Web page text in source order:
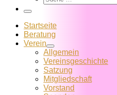
Menü
Startseite
Beratung
Verein
Allgemein
Vereins­geschichte
Satzung
Mitglied­schaft
Vorstand